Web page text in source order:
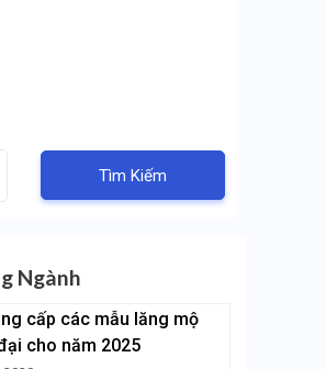
Tìm Kiếm
Ngành
cấp các mẫu lăng mộ
cho năm 2025